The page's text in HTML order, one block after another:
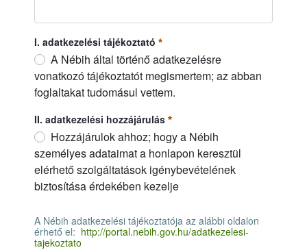
I. adatkezelési tájékoztató
A Nébih által történő adatkezelésre
vonatkozó tájékoztatót megismertem; az abban
foglaltakat tudomásul vettem.
II. adatkezelési hozzájárulás
Hozzájárulok ahhoz; hogy a Nébih
személyes adataimat a honlapon keresztül
elérhető szolgáltatások igénybevételének
biztosítása érdekében kezelje
A Nébih adatkezelési tájékoztatója az alábbi oldalon
érhető el: http://portal.nebih.gov.hu/adatkezelesi-
tajekoztato